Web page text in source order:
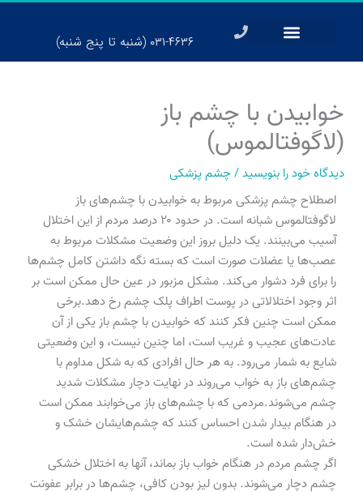
پرش
۰۳۱-۴۶۳۶ (شنبه تا پنج شنبه)
خوابیدن با چشم باز
(لاگوفتالموس)
دیدگاه‌ خود را بنویسید/چشم پزشکی
اصطلاح چشم پزشکی مربوط به خوابیدن با چشم‌های باز
لاگوفتالموس شبانه است. در حدود ۲۰ درصد مردم از این اختلال
آسیب می‌بینند. یک دلیل بروز این وضعیت مشکلات مربوط به
عصب‌ها یا عضلات صورت است که بسته نگه داشتن کامل چشم‌ها
را برای فرد دشوار می‌کند. مشکل مزبور در عین حال ممکن است بر
اثر وجود اختلالاتی در پوست اطراف پلک چشم رخ دهد.برخی
ممکن است چنین فکر کنند که خوابیدن با چشم باز یکی از آن
عادت‌های عجیب و غریب است، اما چنین نیست، و این وضعیتی
شایع به شمار می‌رود. به هر حال افرادی که به شکل مداوم با
چشم‌های باز به خواب می‌روند در نهایت دچار مشکلات شدید
چشم می‌شوند.مردمی که با چشم‌های باز می‌خوابند ممکن است
در هنگام بیدار شدن احساس کنند که چشم‌هایشان خشک و
خش‌دار شده است.
اگر چشم مردم در هنگام خواب باز بماند، آنها به اختلال خشکی
چشم دچار می‌شوند. بدون لیز بودن کافی، چشم‌ها در برابر عفونت